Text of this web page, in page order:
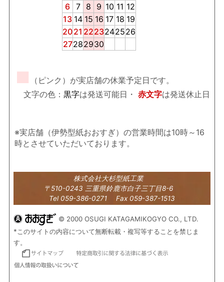
6 7 8 9 10 11 12
13 14 15 16 17 18 19
2021 2223242526
27282930
■
（ピンク）が実店舗の休業予定日です。
文字の色： 黒字は発送可能日・ 赤文字は発送休止日
※実店舗（伊勢型紙おおすぎ）の営業時間は10時～16
時とさせていただいております。
株式会社大杉型紙工業
〒510-0243 三重県鈴鹿市白子三丁目8-6
Tel 059-386-0271 Fax 059-387-1513
© 2000 OSUGI KATAGAMIKOGYO CO., LTD.
*このサイトの内容について無断転載・複写等することを禁じま
す。